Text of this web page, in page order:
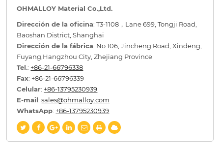
OHMALLOY Material Co.,Ltd.
Dirección de la oficina: T3-1108，Lane 699, Tongji Road,
Baoshan District, Shanghai
Dirección de la fábrica: No 106, Jincheng Road, Xindeng,
Fuyang,Hangzhou City, Zhejiang Province
Tel.: +86-21-66796338
Fax: +86-21-66796339
Celular: +86-13795230939
E-mail:sales@ohmalloy.com
WhatsApp: +86-13795230939